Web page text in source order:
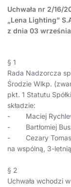
Uchwała nr 2/16/
„Lena Lighting”
z dnia 03
§ 1
Rada Nadzorcza
Środzie Wlkp.
pkt. 1 Statutu
składzie:
- Maciej
- Bartłomiej Busz
- Cezary Tomasz
na wspólną, 3-
§ 2
Uchwała wchodzi